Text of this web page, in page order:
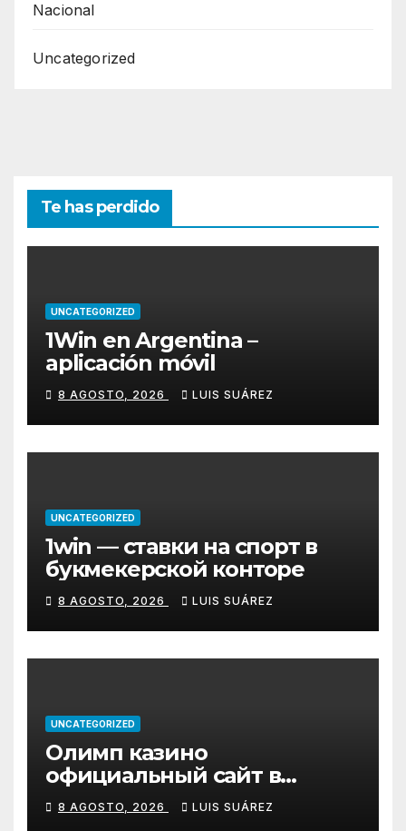
Nacional
Uncategorized
Te has perdido
UNCATEGORIZED
1Win en Argentina –
aplicación móvil
8 AGOSTO, 2026 LUIS SUÁREZ
UNCATEGORIZED
1win — ставки на спорт в
букмекерской конторе
8 AGOSTO, 2026 LUIS SUÁREZ
UNCATEGORIZED
Олимп казино
официальный сайт в
Казахстане – Olimp Casino
8 AGOSTO, 2026 LUIS SUÁREZ